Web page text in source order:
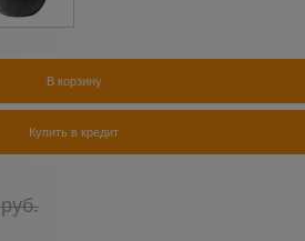
руб.
В корзину
Купить в кредит